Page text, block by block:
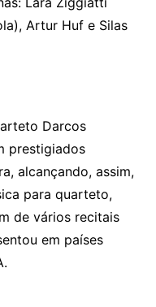
Artur Huf e Silas
Darcos
prestigiados
alcançando, assim,
para quarteto,
de vários recitais
em países